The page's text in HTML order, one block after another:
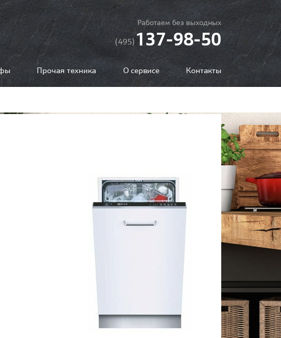
Работаем без выходных
(495)137-98-50
Прочая техника О сервисе Контакты